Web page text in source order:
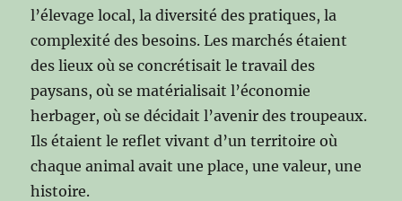
l’élevage local, la diversité des pratiques, la
complexité des besoins. Les marchés étaient
des lieux où se concrétisait le travail des
paysans, où se matérialisait l’économie
herbager, où se décidait l’avenir des troupeaux.
Ils étaient le reflet vivant d’un territoire où
chaque animal avait une place, une valeur, une
histoire.